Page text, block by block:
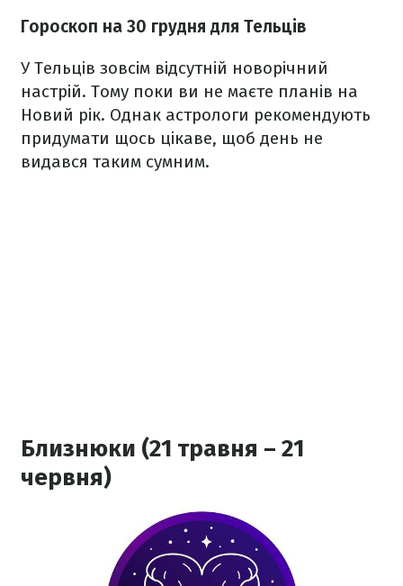
Гороскоп на 30 грудня для Тельців
У Тельців зовсім відсутній новорічний
настрій. Тому поки ви не маєте планів на
Новий рік. Однак астрологи рекомендують
придумати щось цікаве, щоб день не
видався таким сумним.
Близнюки (21 травня – 21
червня)